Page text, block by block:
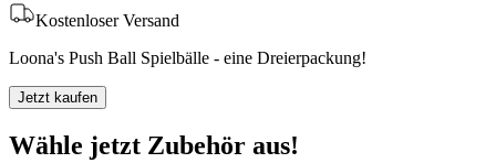
Kostenloser Versand
Loona's Push Ball Spielbälle - eine Dreierpackung!
Jetzt kaufen
Wähle jetzt Zubehör aus!